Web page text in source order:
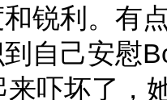
锐利。有
自己安慰
吓坏了，